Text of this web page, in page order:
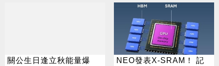
關公生日逢立秋能量爆
NEO發表X-SRAM！ 記